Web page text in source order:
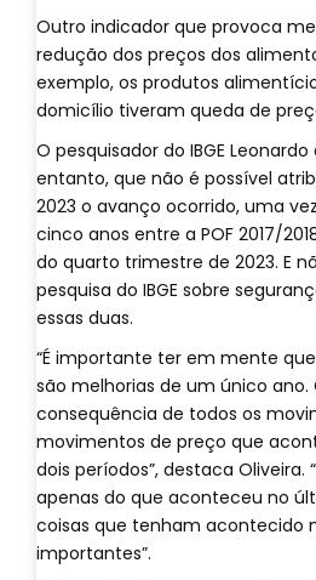
Outro indicador que provoca
redução dos preços dos
exemplo, os produtos
domicílio tiveram queda de
O pesquisador do IBGE
entanto, que não é possível
2023 o avanço ocorrido, uma
cinco anos entre a POF 2017/
do quarto trimestre de 2023. E
pesquisa do IBGE sobre
essas duas.
“É importante ter em mente
são melhorias de um único ano.
consequência de todos os
movimentos de preço que
dois períodos”, destaca Oliveira.
apenas do que aconteceu no
coisas que tenham acontecido
importantes”.